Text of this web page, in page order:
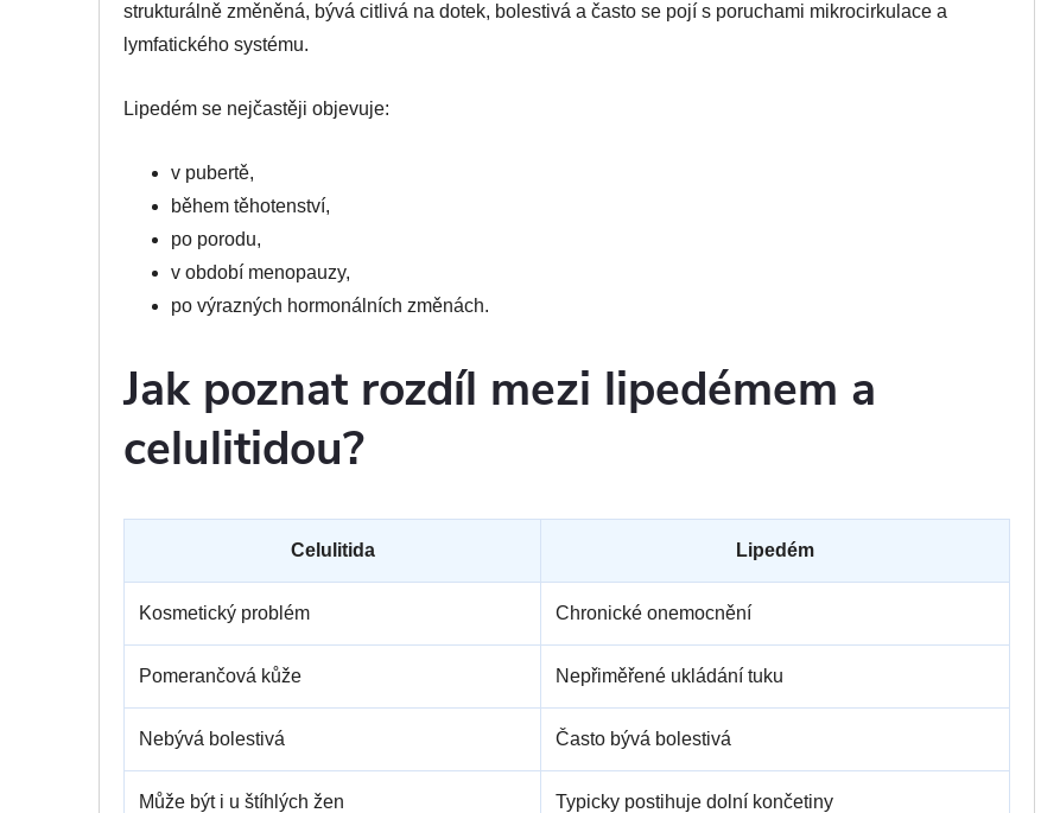
strukturálně změněná, bývá citlivá na dotek, bolestivá a často se pojí s poruchami mikrocirkulace a
lymfatického systému.
Lipedém se nejčastěji objevuje:
v pubertě,
během těhotenství,
po porodu,
v období menopauzy,
po výrazných hormonálních změnách.
Jak poznat rozdíl mezi lipedémem a
celulitidou?
Celulitida Lipedém
Kosmetický problém Chronické onemocnění
Pomerančová kůže Nepřiměřené ukládání tuku
Nebývá bolestivá Často bývá bolestivá
Může být i u štíhlých žen Typicky postihuje dolní končetiny